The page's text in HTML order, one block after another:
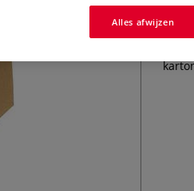
Met
Alles afwijzen